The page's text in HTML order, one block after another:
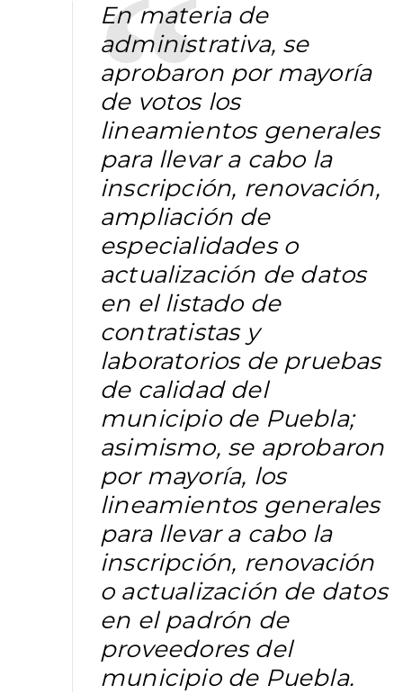
En materia de
administrativa, se
aprobaron por mayoría
de votos los
lineamientos generales
para llevar a cabo la
inscripción, renovación,
ampliación de
especialidades o
actualización de datos
en el listado de
contratistas y
laboratorios de pruebas
de calidad del
municipio de Puebla;
asimismo, se aprobaron
por mayoría, los
lineamientos generales
para llevar a cabo la
inscripción, renovación
o actualización de datos
en el padrón de
proveedores del
municipio de Puebla.